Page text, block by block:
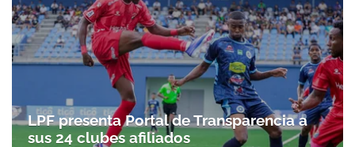
LPF presenta Portal de Transparencia a
sus 24 clubes afiliados